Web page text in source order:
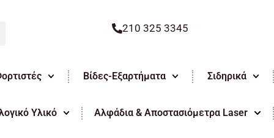
210 325 3345
Βίδες-Εξαρτήματα Σιδηρικά
Υλικό Αλφάδια & Αποστασιόμετρα Laser